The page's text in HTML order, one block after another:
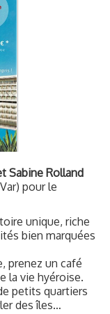
Sabine Rolland
pour le
unique, riche
bien marquées
prenez un café
la vie hyéroise.
petits quartiers
des îles…